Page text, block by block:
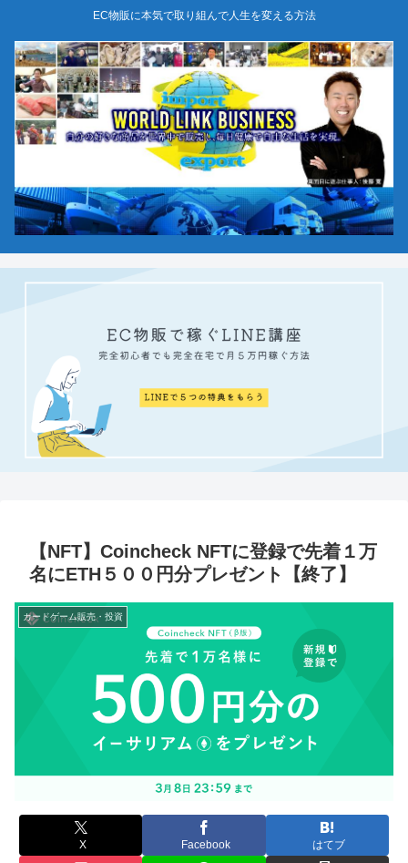
EC物販に本気で取り組んで人生を変える方法
【NFT】Coincheck NFTに登録で先着１万
名にETH５００円分プレゼント【終了】
カードゲーム販売・投資
X Facebook はてブ